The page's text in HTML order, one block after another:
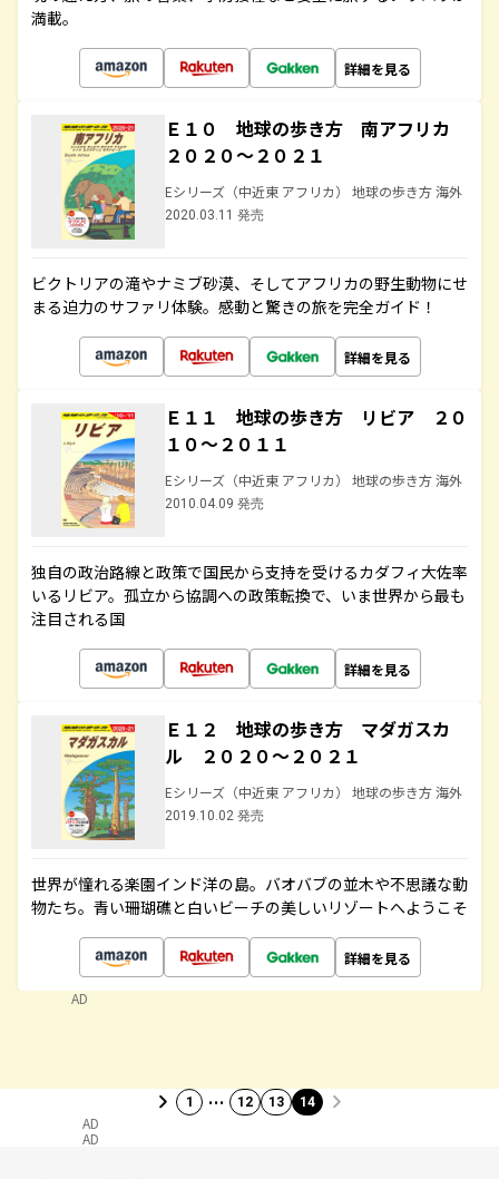
満載。
詳細を見る
Ｅ１０ 地球の歩き方 南アフリカ
２０２０～２０２１
Eシリーズ（中近東 アフリカ） 地球の歩き方 海外
2020.03.11 発売
ビクトリアの滝やナミブ砂漠、そしてアフリカの野生動物にせ
まる迫力のサファリ体験。感動と驚きの旅を完全ガイド！
詳細を見る
Ｅ１１ 地球の歩き方 リビア ２０
１０～２０１１
Eシリーズ（中近東 アフリカ） 地球の歩き方 海外
2010.04.09 発売
独自の政治路線と政策で国民から支持を受けるカダフィ大佐率
いるリビア。孤立から協調への政策転換で、いま世界から最も
注目される国
詳細を見る
Ｅ１２ 地球の歩き方 マダガスカ
ル ２０２０～２０２１
Eシリーズ（中近東 アフリカ） 地球の歩き方 海外
2019.10.02 発売
世界が憧れる楽園インド洋の島。バオバブの並木や不思議な動
物たち。青い珊瑚礁と白いビーチの美しいリゾートへようこそ
詳細を見る
AD
1 … 12 13 14
AD
AD